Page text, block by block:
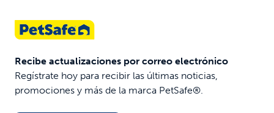
Recibe actualizaciones por correo electrónico
Regístrate hoy para recibir las últimas noticias,
promociones y más de la marca PetSafe®.